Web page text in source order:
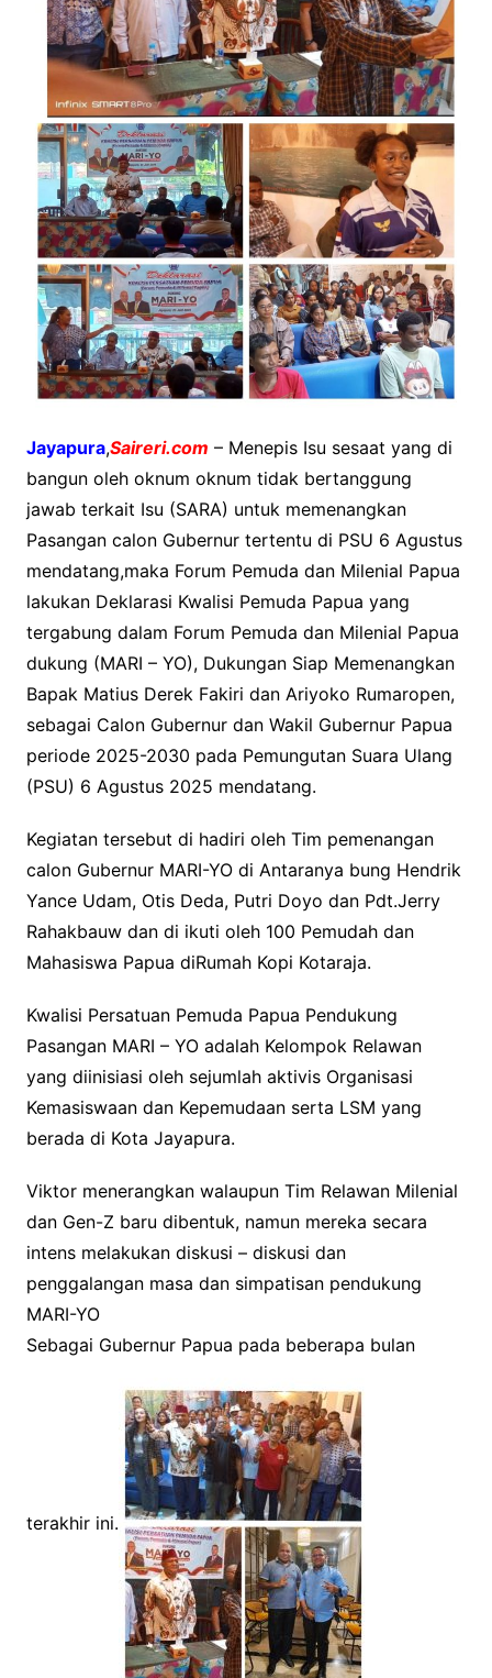
Jayapura,Saireri.com – Menepis Isu sesaat yang di
bangun oleh oknum oknum tidak bertanggung
jawab terkait Isu (SARA) untuk memenangkan
Pasangan calon Gubernur tertentu di PSU 6 Agustus
mendatang,maka Forum Pemuda dan Milenial Papua
lakukan Deklarasi Kwalisi Pemuda Papua yang
tergabung dalam Forum Pemuda dan Milenial Papua
dukung (MARI – YO), Dukungan Siap Memenangkan
Bapak Matius Derek Fakiri dan Ariyoko Rumaropen,
sebagai Calon Gubernur dan Wakil Gubernur Papua
periode 2025-2030 pada Pemungutan Suara Ulang
(PSU) 6 Agustus 2025 mendatang.
Kegiatan tersebut di hadiri oleh Tim pemenangan
calon Gubernur MARI-YO di Antaranya bung Hendrik
Yance Udam, Otis Deda, Putri Doyo dan Pdt.Jerry
Rahakbauw dan di ikuti oleh 100 Pemudah dan
Mahasiswa Papua diRumah Kopi Kotaraja.
Kwalisi Persatuan Pemuda Papua Pendukung
Pasangan MARI – YO adalah Kelompok Relawan
yang diinisiasi oleh sejumlah aktivis Organisasi
Kemasiswaan dan Kepemudaan serta LSM yang
berada di Kota Jayapura.
Viktor menerangkan walaupun Tim Relawan Milenial
dan Gen-Z baru dibentuk, namun mereka secara
intens melakukan diskusi – diskusi dan
penggalangan masa dan simpatisan pendukung
MARI-YO
Sebagai Gubernur Papua pada beberapa bulan
terakhir ini.